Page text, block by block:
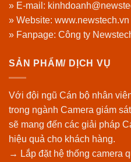
» E-mail:
» Website: www.newstech.vn
» Fanpage: Công ty
SẢN PHẨM/ DỊCH VỤ
Với đội ngũ Cán bộ nhân
trong ngành Camera giám
sẽ mang đến các giải pháp
hiệu quả cho khách hàng.
→ Lắp đặt hệ thống camera